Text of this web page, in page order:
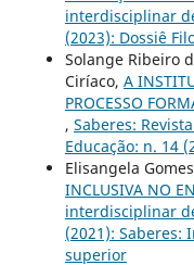
interdisciplinar
(2023): Dossiê
Solange Ribeiro
Ciríaco, A
PROCESSO
, Saberes:
Educação: n. 14
Elisangela
INCLUSIVA NO
interdisciplinar
(2021): Saberes:
superior